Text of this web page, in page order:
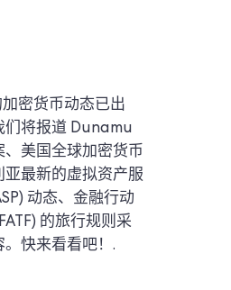
密货币动态已出
们将报道 Dunamu
、美国全球加密货币
亚最新的虚拟资产服
动态、金融行动
的旅行规则采
快来看看吧！.